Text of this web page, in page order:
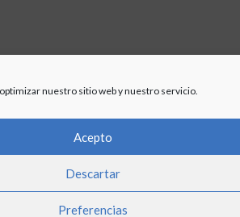
nuestro sitio web y nuestro servicio.
Acepto
Descartar
Preferencias